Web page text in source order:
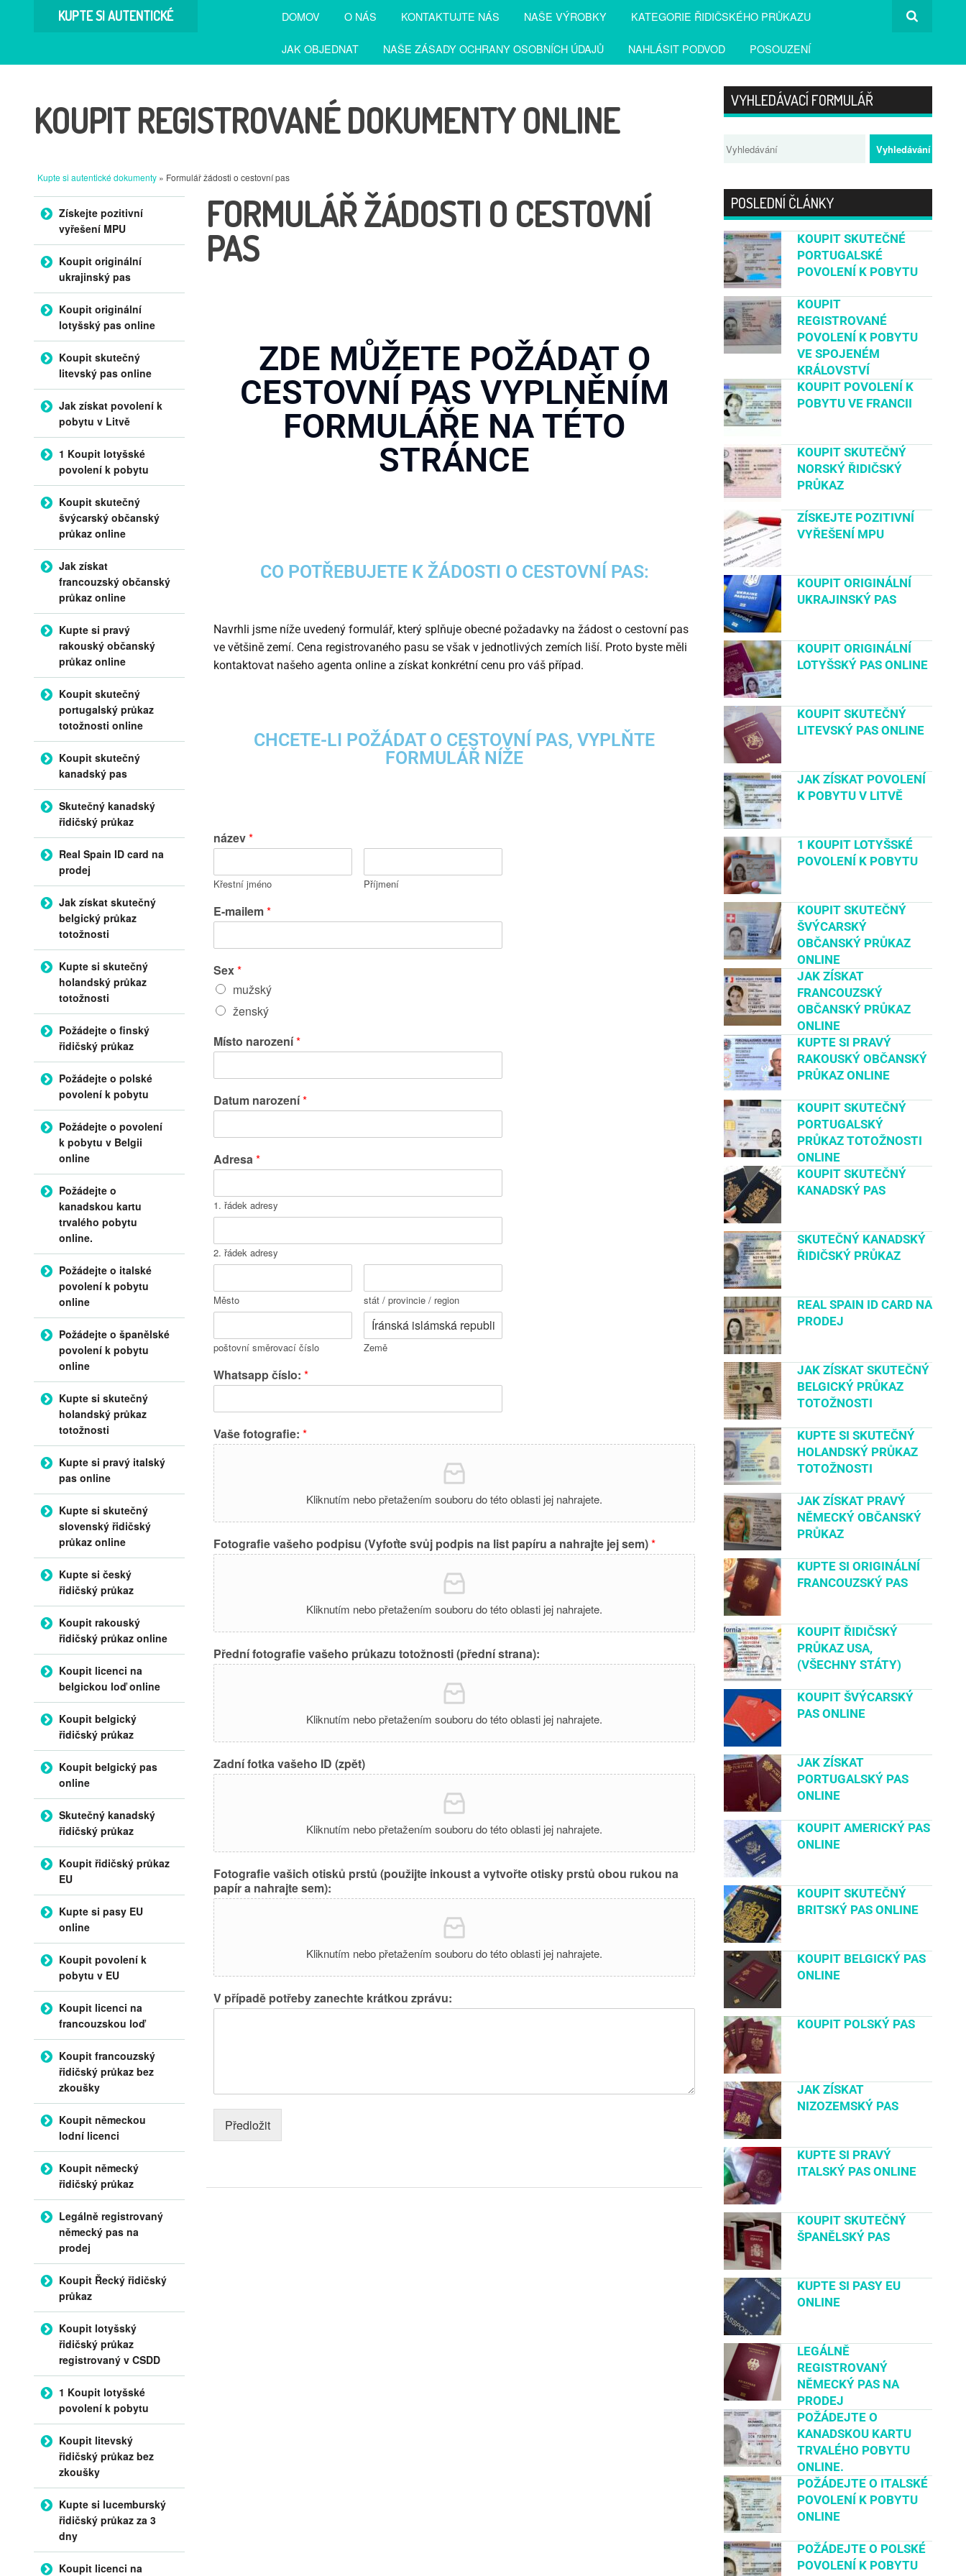
KUPTE SI AUTENTICKÉ DOMOV O NÁS KONTAKTUJTE NÁS NAŠE VÝROBKY KATEGORIE ŘIDIČSKÉHO PRŮKAZU
JAK OBJEDNAT NAŠE ZÁSADY OCHRANY OSOBNÍCH ÚDAJŮ NAHLÁSIT PODVOD POSOUZENÍ
KOUPIT REGISTROVANÉ DOKUMENTY ONLINE
Kupte si autentické dokumenty » Formulář žádosti o cestovní pas
FORMULÁŘ ŽÁDOSTI O CESTOVNÍ
PAS
ZDE MŮŽETE POŽÁDAT O
CESTOVNÍ PAS VYPLNĚNÍM
FORMULÁŘE NA TÉTO
STRÁNCE
CO POTŘEBUJETE K ŽÁDOSTI O CESTOVNÍ PAS:
Navrhli jsme níže uvedený formulář, který splňuje obecné požadavky na žádost o cestovní pas
ve většině zemí. Cena registrovaného pasu se však v jednotlivých zemích liší. Proto byste měli
kontaktovat našeho agenta online a získat konkrétní cenu pro váš případ.
CHCETE-LI POŽÁDAT O CESTOVNÍ PAS, VYPLŇTE
FORMULÁŘ NÍŽE
název*
Křestní jméno Příjmení
E-mailem*
Sex*
mužský
ženský
Místo narození*
Datum narození*
Adresa*
1. řádek adresy
2. řádek adresy
Město stát / provincie / region
poštovní směrovací číslo Země
Whatsapp číslo: *
Vaše fotografie: *
Kliknutím nebo přetažením souboru do této oblasti jej nahrajete.
Fotografie vašeho podpisu (Vyfoťte svůj podpis na list papíru a nahrajte jej sem)*
Kliknutím nebo přetažením souboru do této oblasti jej nahrajete.
Přední fotografie vašeho průkazu totožnosti (přední strana):
Kliknutím nebo přetažením souboru do této oblasti jej nahrajete.
Zadní fotka vašeho ID (zpět)
Kliknutím nebo přetažením souboru do této oblasti jej nahrajete.
Fotografie vašich otisků prstů (použijte inkoust a vytvořte otisky prstů obou rukou na
papír a nahrajte sem):
Kliknutím nebo přetažením souboru do této oblasti jej nahrajete.
V případě potřeby zanechte krátkou zprávu:
Předložit
Přejít na obsah
Získejte pozitivní
vyřešení MPU
Koupit originální
ukrajinský pas
Koupit originální
lotyšský pas online
Koupit skutečný
litevský pas online
Jak získat povolení k
pobytu v Litvě
1 Koupit lotyšské
povolení k pobytu
Koupit skutečný
švýcarský občanský
průkaz online
Jak získat
francouzský občanský
průkaz online
Kupte si pravý
rakouský občanský
průkaz online
Koupit skutečný
portugalský průkaz
totožnosti online
Koupit skutečný
kanadský pas
Skutečný kanadský
řidičský průkaz
Real Spain ID card na
prodej
Jak získat skutečný
belgický průkaz
totožnosti
Kupte si skutečný
holandský průkaz
totožnosti
Požádejte o finský
řidičský průkaz
Požádejte o polské
povolení k pobytu
Požádejte o povolení
k pobytu v Belgii
online
Požádejte o
kanadskou kartu
trvalého pobytu
online.
Požádejte o italské
povolení k pobytu
online
Požádejte o španělské
povolení k pobytu
online
Kupte si skutečný
holandský průkaz
totožnosti
Kupte si pravý italský
pas online
Kupte si skutečný
slovenský řidičský
průkaz online
Kupte si český
řidičský průkaz
Koupit rakouský
řidičský průkaz online
Koupit licenci na
belgickou loď online
Koupit belgický
řidičský průkaz
Koupit belgický pas
online
Skutečný kanadský
řidičský průkaz
Koupit řidičský průkaz
EU
Kupte si pasy EU
online
Koupit povolení k
pobytu v EU
Koupit licenci na
francouzskou loď
Koupit francouzský
řidičský průkaz bez
zkoušky
Koupit německou
lodní licenci
Koupit německý
řidičský průkaz
Legálně registrovaný
německý pas na
prodej
Koupit Řecký řidičský
průkaz
Koupit lotyšský
řidičský průkaz
registrovaný v CSDD
1 Koupit lotyšské
povolení k pobytu
Koupit litevský
řidičský průkaz bez
zkoušky
Kupte si lucemburský
řidičský průkaz za 3
dny
Koupit licenci na
VYHLEDÁVACÍ FORMULÁŘ
POSLEDNÍ ČLÁNKY
KOUPIT SKUTEČNÉ
PORTUGALSKÉ
POVOLENÍ K POBYTU
KOUPIT
REGISTROVANÉ
POVOLENÍ K POBYTU
VE SPOJENÉM
KRÁLOVSTVÍ
KOUPIT POVOLENÍ K
POBYTU VE FRANCII
KOUPIT SKUTEČNÝ
NORSKÝ ŘIDIČSKÝ
PRŮKAZ
ZÍSKEJTE POZITIVNÍ
VYŘEŠENÍ MPU
KOUPIT ORIGINÁLNÍ
UKRAJINSKÝ PAS
KOUPIT ORIGINÁLNÍ
LOTYŠSKÝ PAS ONLINE
KOUPIT SKUTEČNÝ
LITEVSKÝ PAS ONLINE
JAK ZÍSKAT POVOLENÍ
K POBYTU V LITVĚ
1 KOUPIT LOTYŠSKÉ
POVOLENÍ K POBYTU
KOUPIT SKUTEČNÝ
ŠVÝCARSKÝ
OBČANSKÝ PRŮKAZ
ONLINE
JAK ZÍSKAT
FRANCOUZSKÝ
OBČANSKÝ PRŮKAZ
ONLINE
KUPTE SI PRAVÝ
RAKOUSKÝ OBČANSKÝ
PRŮKAZ ONLINE
KOUPIT SKUTEČNÝ
PORTUGALSKÝ
PRŮKAZ TOTOŽNOSTI
ONLINE
KOUPIT SKUTEČNÝ
KANADSKÝ PAS
SKUTEČNÝ KANADSKÝ
ŘIDIČSKÝ PRŮKAZ
REAL SPAIN ID CARD NA
PRODEJ
JAK ZÍSKAT SKUTEČNÝ
BELGICKÝ PRŮKAZ
TOTOŽNOSTI
KUPTE SI SKUTEČNÝ
HOLANDSKÝ PRŮKAZ
TOTOŽNOSTI
JAK ZÍSKAT PRAVÝ
NĚMECKÝ OBČANSKÝ
PRŮKAZ
KUPTE SI ORIGINÁLNÍ
FRANCOUZSKÝ PAS
KOUPIT ŘIDIČSKÝ
PRŮKAZ USA,
(VŠECHNY STÁTY)
KOUPIT ŠVÝCARSKÝ
PAS ONLINE
JAK ZÍSKAT
PORTUGALSKÝ PAS
ONLINE
KOUPIT AMERICKÝ PAS
ONLINE
KOUPIT SKUTEČNÝ
BRITSKÝ PAS ONLINE
KOUPIT BELGICKÝ PAS
ONLINE
KOUPIT POLSKÝ PAS
JAK ZÍSKAT
NIZOZEMSKÝ PAS
KUPTE SI PRAVÝ
ITALSKÝ PAS ONLINE
KOUPIT SKUTEČNÝ
ŠPANĚLSKÝ PAS
KUPTE SI PASY EU
ONLINE
LEGÁLNĚ
REGISTROVANÝ
NĚMECKÝ PAS NA
PRODEJ
POŽÁDEJTE O
KANADSKOU KARTU
TRVALÉHO POBYTU
ONLINE.
POŽÁDEJTE O ITALSKÉ
POVOLENÍ K POBYTU
ONLINE
POŽÁDEJTE O POLSKÉ
POVOLENÍ K POBYTU